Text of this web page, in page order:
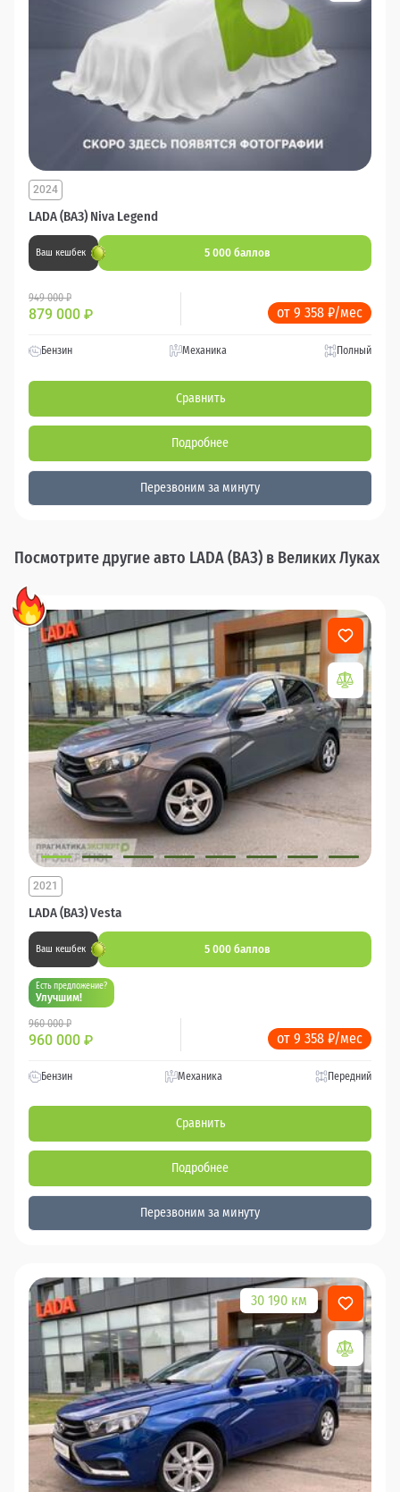
LADA (ВАЗ) Niva Legend
2024
Ваш кешбек 5 000 баллов
949 000 ₽
879 000 ₽ от 9 358 ₽/мес
Бензин Механика Полный
Сравнить
Подробнее
Перезвоним за минуту
Посмотрите другие авто LADA (ВАЗ) в Великих Луках
LADA (ВАЗ) Vesta
2021
Ваш кешбек 5 000 баллов
Есть предложение?
Улучшим!
960 000 ₽
960 000 ₽ от 9 358 ₽/мес
Бензин Механика Передний
Сравнить
Подробнее
Перезвоним за минуту
30 190 км